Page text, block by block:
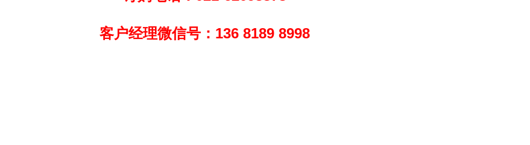
客户经理微信号：136 8189 8998